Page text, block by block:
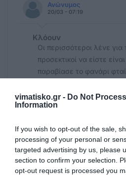
vimatisko.gr - Do Not
Information
If you wish to opt-out of the sale,
processing of your personal or
targeted advertising by us, please
section to confirm your selection.
opt-out request is processed you
Ανώνυμος
20/03 - 07:19
Κλόουν
Οι περισσότεροι λένε
προσεκτικοί να είστε
παραβίασε το φανάρι
Στόκος
20/03 - 00:53
Στόκος
Ο άλλος λέει ότι δεν
φανάρια. Το στοπ δεν το
δρόμοι δηλαδή πρέπει να